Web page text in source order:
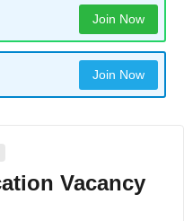
Join Now
Join Now
Vacancy